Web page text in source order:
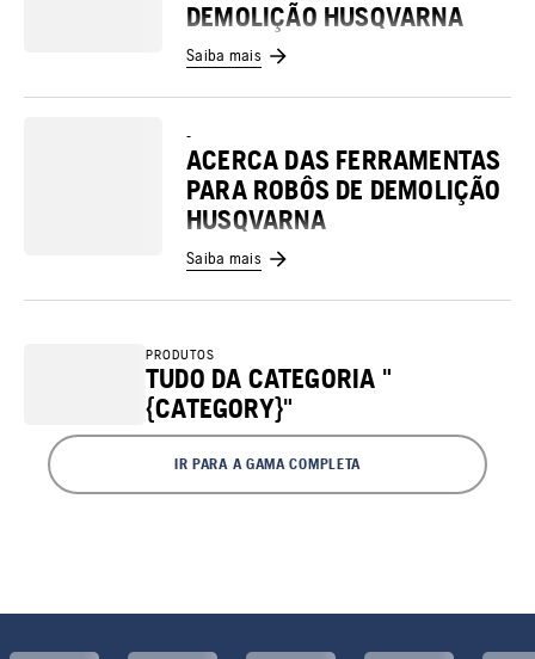
DEMOLIÇÃO HUSQVARNA
Saiba mais
-
ACERCA DAS FERRAMENTAS
PARA ROBÔS DE DEMOLIÇÃO
HUSQVARNA
Saiba mais
PRODUTOS
TUDO DA CATEGORIA "
{CATEGORY}"
IR PARA A GAMA COMPLETA